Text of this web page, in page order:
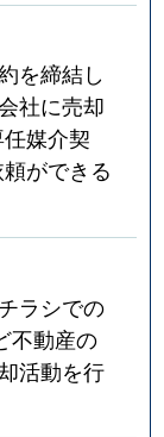
を締結し
社に売却
媒介契
ができる
ラシでの
不動産の
活動を行